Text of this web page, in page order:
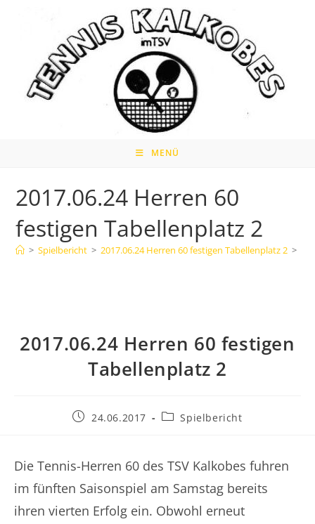
MENÜ
2017.06.24 Herren 60
festigen Tabellenplatz 2
> Spielbericht > 2017.06.24 Herren 60 festigen Tabellenplatz 2 >
2017.06.24 Herren 60 festigen
Tabellenplatz 2
Beitrag24.06.2017
Beitrags-
Spielbericht
Die Tennis-Herren 60 des TSV Kalkobes fuhren
im fünften Saisonspiel am Samstag bereits
ihren vierten Erfolg ein. Obwohl erneut